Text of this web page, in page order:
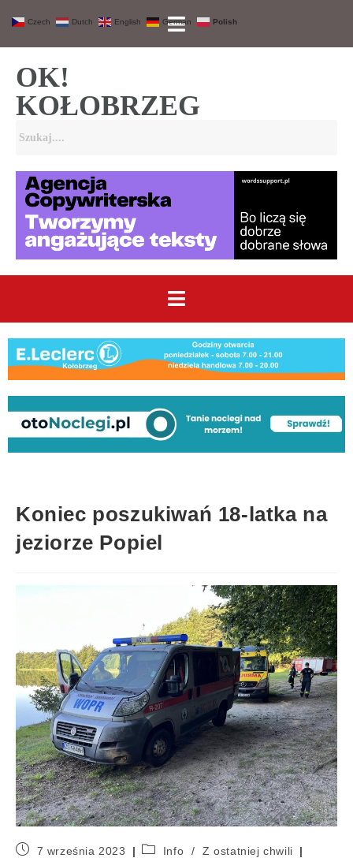
OK!
KOŁOBRZEG
Koniec poszukiwań 18-latka na
jeziorze Popiel
7 września 2023 Info /
Z ostatniej chwili
Czech Dutch English German Polish